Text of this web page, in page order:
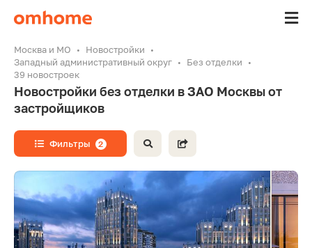
Москва и МО
Новостройки
Западный административный округ
Без отделки
39 новостроек
Новостройки без отделки в ЗАО Москвы от
застройщиков
Фильтры 2